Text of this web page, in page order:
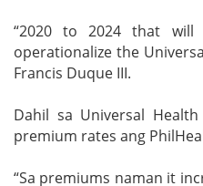
“2020 to 2024 that will
operationalize the
Francis Duque III.
Dahil sa Universal
premium rates ang
“Sa premiums naman it